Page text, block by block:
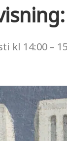
kl 14:00–